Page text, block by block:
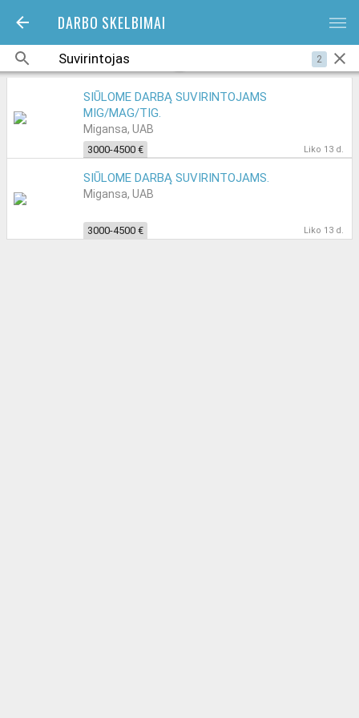
DARBO SKELBIMAI bars
2
SIŪLOME DARBĄ SUVIRINTOJAMS
MIG/MAG/TIG.
Migansa, UAB
3000-4500 € Liko 13 d.
SIŪLOME DARBĄ SUVIRINTOJAMS.
Migansa, UAB
3000-4500 € Liko 13 d.